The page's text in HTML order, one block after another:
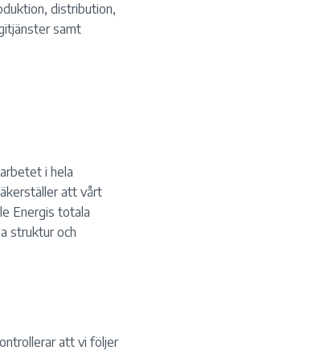
distribution,
samt
i hela
att vårt
Energis totala
struktur och
att vi följer